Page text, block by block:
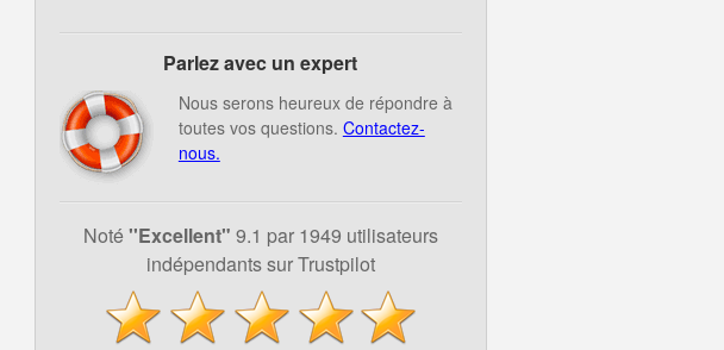
Parlez avec un expert
Nous serons heureux de répondre à
toutes vos questions. Contactez-
nous.
Noté ''Excellent" 9.1 par 1949 utilisateurs
indépendants sur Trustpilot